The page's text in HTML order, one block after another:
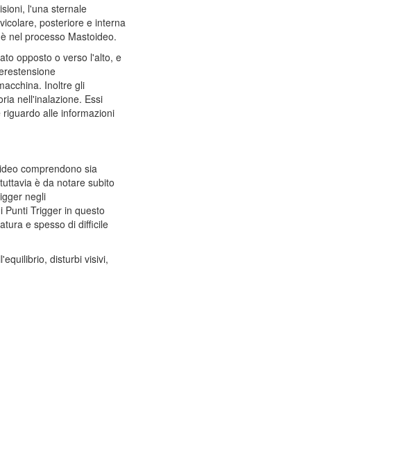
l'una sternale
posteriore e interna
nel processo Mastoideo.
opposto o verso l'alto, e
Inoltre gli
nell'inalazione. Essi
alle informazioni
comprendono sia
è da notare subito
negli
Punti Trigger in questo
e spesso di difficile
disturbi visivi,